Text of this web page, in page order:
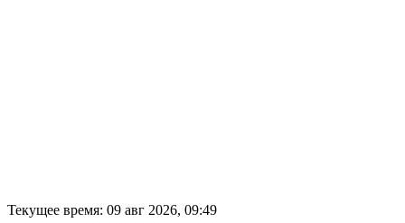
Текущее время: 09 авг 2026, 09:49